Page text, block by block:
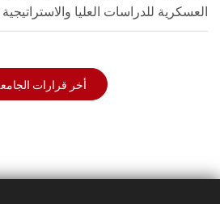
العسكرية للدراسات العليا والاستراتيجية
أخر قرارات